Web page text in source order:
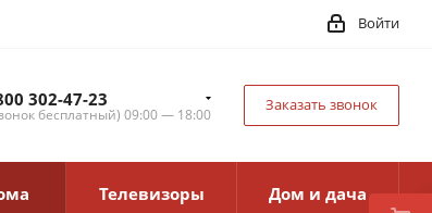
Войти
302-47-23
бесплатный) 09:00 — 18:00
Заказать звонок
Телевизоры Дом и дача